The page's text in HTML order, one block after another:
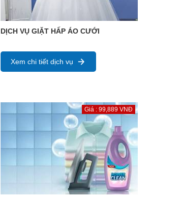
DỊCH VỤ GIẶT HẤP ÁO CƯỚI
Xem chi tiết dịch vụ
Giá : 99,889 VNĐ